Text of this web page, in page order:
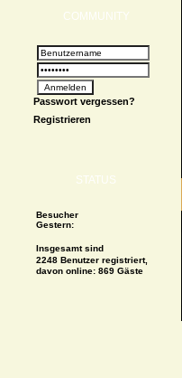
COMMUNITY
Passwort vergessen?
Registrieren
STATUS
Besucher
Gestern:
Insgesamt sind
2248 Benutzer registriert,
davon online: 869 Gäste